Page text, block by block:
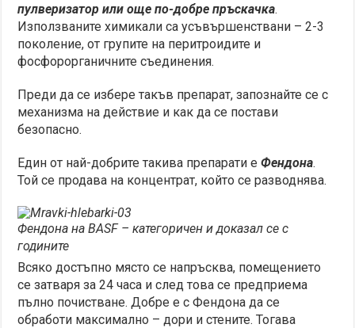
пулверизатор или още по-добре пръскачка.
Използваните химикали са усъвършенствани – 2-3
поколение, от групите на перитроидите и
фосфорорганичните съединения.
Преди да се избере такъв препарат, запознайте се с
механизма на действие и как да се постави
безопасно.
Един от най-добрите такива препарати еФендона.
Той се продава на концентрат, който се разводнява.
Фендона на BASF – категоричен и доказал се с
годините
Всяко достъпно място се напръсква, помещението
се затваря за 24 часа и след това се предприема
пълно почистване. Добре е с Фендона да се
обработи максимално – дори и стените. Тогава